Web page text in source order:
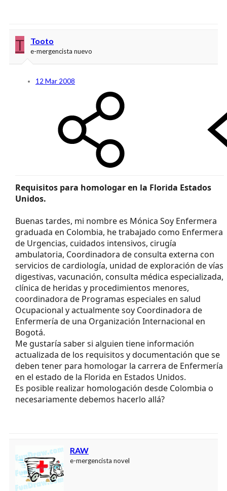
que eso seria otra historia.
Saludos y suerte.
T Tooto
e-mergencista nuevo
12 Mar 2008
Requisitos para homologar en la Florida Estados
Unidos.
Buenas tardes, mi nombre es Mónica Soy Enfermera
graduada en Colombia, he trabajado como Enfermera
de Urgencias, cuidados intensivos, cirugía
ambulatoria, Coordinadora de consulta externa con
servicios de cardiología, unidad de exploración de vías
digestivas, vacunación, consulta médica especializada,
clínica de heridas y procedimientos menores,
coordinadora de Programas especiales en salud
Ocupacional y actualmente soy Coordinadora de
Enfermería de una Organización Internacional en
Bogotá.
Me gustaría saber si alguien tiene información
actualizada de los requisitos y documentación que se
deben tener para homologar la carrera de Enfermería
en el estado de la Florida en Estados Unidos.
Es posible realizar homologación desde Colombia o
necesariamente debemos hacerlo allá?
RAW
e-mergencista novel